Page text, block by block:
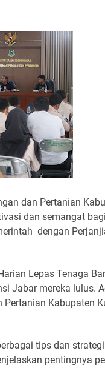
Dokumen SPMI
6 Agustus 2026, Daging
Agustus 2026 Ada Tiga, Tapi
Jumat 7 Agustus 2026
di Kecamatan Sindangagung
dan Pertanian
dan semangat
dengan
Lepas Tenaga
Jabar mereka lulus.
Kabupaten
tips dan
pentingnya